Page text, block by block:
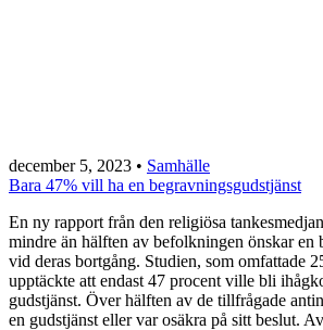
december 5, 2023 • Samhälle
Bara 47% vill ha en begravningsgudstjänst
En ny rapport från den religiösa
mindre än hälften av befolkningen önskar en
vid deras bortgång. Studien, som omfattade
upptäckte att endast 47 procent ville bli
gudstjänst. Över hälften av de tillfrågade
en gudstjänst eller var osäkra på sitt beslut.